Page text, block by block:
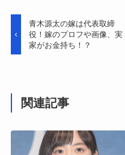
青木源太の嫁は代表取締
役！嫁のプロフや画像、実
家がお金持ち！？
関連記事